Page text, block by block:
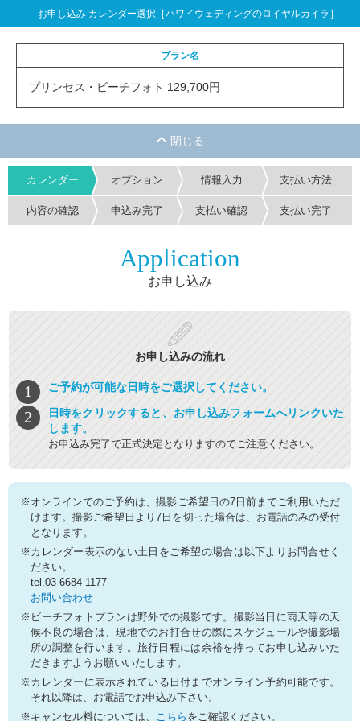
お申し込み カレンダー選択［ハワイウェディングのロイヤルカイラ］
プラン名
プリンセス・ビーチフォト 129,700円
カレンダー オプション 情報入力 支払い方法
内容の確認 申込み完了 支払い確認 支払い完了
Application
お申し込み
お申し込みの流れ
ご予約が可能な日時をご選択してください。
日時をクリックすると、お申し込みフォームへリンクいた
します。
お申込み完了で正式決定となりますのでご注意ください。
※オンラインでのご予約は、撮影ご希望日の7日前までご利用いただ
けます。撮影ご希望日より7日を切った場合は、お電話のみの受付
となります。
※カレンダー表示のない土日をご希望の場合は以下よりお問合せく
ださい。
tel.03-6684-1177
お問い合わせ
※ビーチフォトプランは野外での撮影です。撮影当日に雨天等の天
候不良の場合は、現地でのお打合せの際にスケジュールや撮影場
所の調整を行います。旅行日程には余裕を持ってお申し込みいた
だきますようお願いいたします。
※カレンダーに表示されている日付までオンライン予約可能です。
それ以降は、お電話でお申込み下さい。
※キャンセル料については、 こちら をご確認ください。